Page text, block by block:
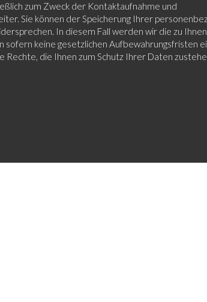
zum Zweck der Kontaktaufnahme und
Sie können der Speicherung Ihrer
In diesem Fall werden wir die zu Ihnen
keine gesetzlichen Aufbewahrungsfristen
die Ihnen zum Schutz Ihrer Daten